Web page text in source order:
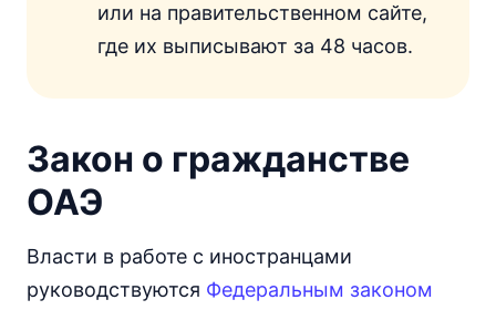
или на правительственном сайте,
где их выписывают за 48 часов.
Закон о гражданстве
ОАЭ
Власти в работе с иностранцами
руководствуются Федеральным законом